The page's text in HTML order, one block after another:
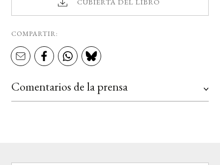
COMPARTIR:
Comentarios de la prensa